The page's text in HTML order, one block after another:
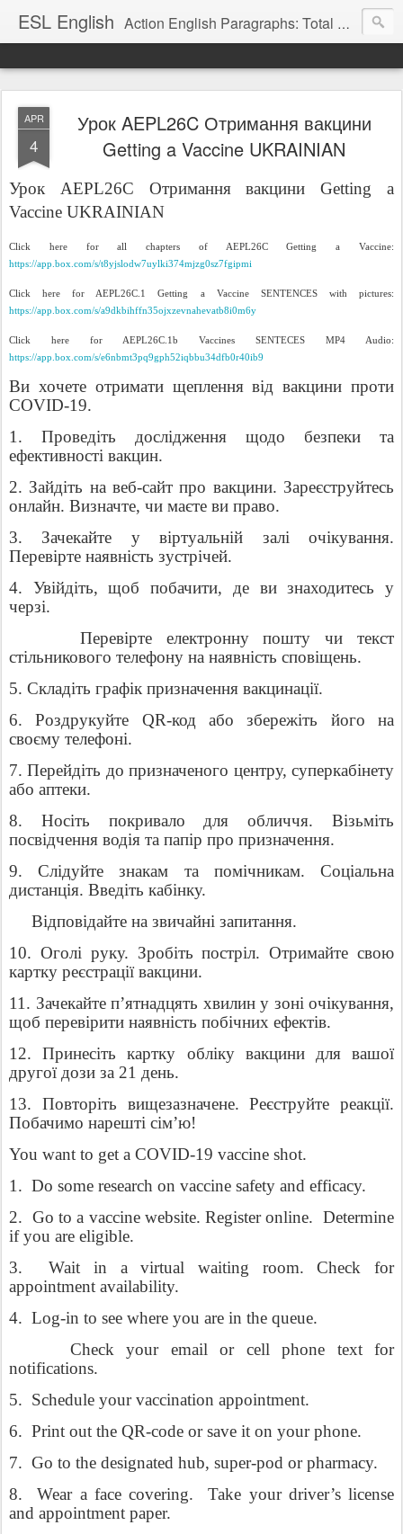
ESL English Action English Paragraphs: Total Physical Response (TPR) Paragraphs for the High School and Adult Language Student
APR
4
Урок AEPL26C Отримання вакцини
Getting a Vaccine UKRAINIAN
Урок AEPL26C Отримання вакцини Getting a
Vaccine UKRAINIAN
Click here for all chapters of AEPL26C Getting a Vaccine:
https://app.box.com/s/t8yjslodw7uylki374mjzg0sz7fgipmi
Click here for AEPL26C.1 Getting a Vaccine SENTENCES with pictures:
https://app.box.com/s/a9dkbihffn35ojxzevnahevatb8i0m6y
Click here for AEPL26C.1b Vaccines SENTECES MP4 Audio:
https://app.box.com/s/e6nbmt3pq9gph52iqbbu34dfb0r40ib9
Ви хочете отримати щеплення від вакцини проти
COVID-19.
1. Проведіть дослідження щодо безпеки та
ефективності вакцин.
2. Зайдіть на веб-сайт про вакцини. Зареєструйтесь
онлайн. Визначте, чи маєте ви право.
3. Зачекайте у віртуальній залі очікування.
Перевірте наявність зустрічей.
4. Увійдіть, щоб побачити, де ви знаходитесь у
черзі.
Перевірте електронну пошту чи текст
стільникового телефону на наявність сповіщень.
5. Складіть графік призначення вакцинації.
6. Роздрукуйте QR-код або збережіть його на
своєму телефоні.
7. Перейдіть до призначеного центру, суперкабінету
або аптеки.
8. Носіть покривало для обличчя. Візьміть
посвідчення водія та папір про призначення.
9. Слідуйте знакам та помічникам. Соціальна
дистанція. Введіть кабінку.
Відповідайте на звичайні запитання.
10. Оголі руку. Зробіть постріл. Отримайте свою
картку реєстрації вакцини.
11. Зачекайте п’ятнадцять хвилин у зоні очікування,
щоб перевірити наявність побічних ефектів.
12. Принесіть картку обліку вакцини для вашої
другої дози за 21 день.
13. Повторіть вищезазначене. Реєструйте реакції.
Побачимо нарешті сім’ю!
You want to get a COVID-19 vaccine shot.
1. Do some research on vaccine safety and efficacy.
2. Go to a vaccine website. Register online. Determine
if you are eligible.
3.
Wait in a virtual waiting room. Check for
appointment availability.
4. Log-in to see where you are in the queue.
Check your email or cell phone text for
notifications.
5. Schedule your vaccination appointment.
6. Print out the QR-code or save it on your phone.
7. Go to the designated hub, super-pod or pharmacy.
8.
Wear a face covering.
Take your driver’s license
and appointment paper.